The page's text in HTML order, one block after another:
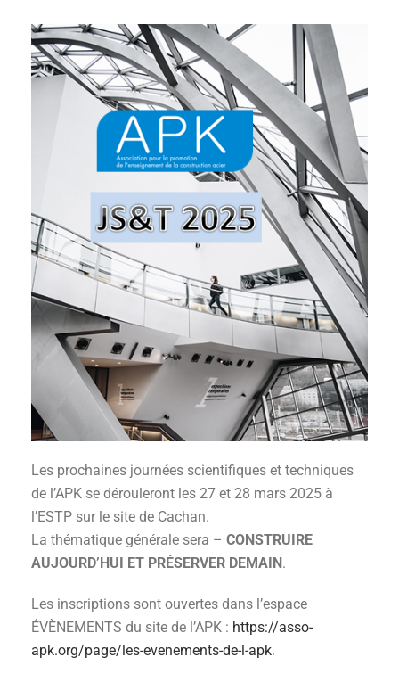
Les prochaines journées scientifiques et techniques
de l’APK se dérouleront les 27 et 28 mars 2025 à
l’ESTP sur le site de Cachan.
La thématique générale sera – CONSTRUIRE
AUJOURD’HUI ET PRÉSERVER DEMAIN .
Les inscriptions sont ouvertes dans l’espace
ÉVÈNEMENTS du site de l’APK : https://asso-
apk.org/page/les-evenements-de-l-apk.